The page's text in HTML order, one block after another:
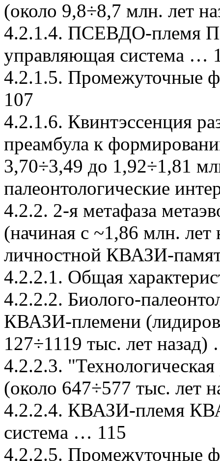
(около 9,8÷8,7 млн. лет
4.2.1.4. ПСЕВДО-племя
управляющая система …
4.2.1.5.
107
4.2.1.6. Квинтэссенция
преамбула к
3,70÷3,49 до 1,92÷1,81
палеонтологические
4.2.2. 2-я метафаза
(начиная с ~1,86 млн. лет
личностной КВАЗИ-
4.2.2.1. Общая
4.2.2.2. Биолого-
КВАЗИ-племени
127÷1119 тыс. лет
4.2.2.3.
(около 647÷577 тыс. лет
4.2.2.4. КВАЗИ-племя
система … 115
4.2.2.5.